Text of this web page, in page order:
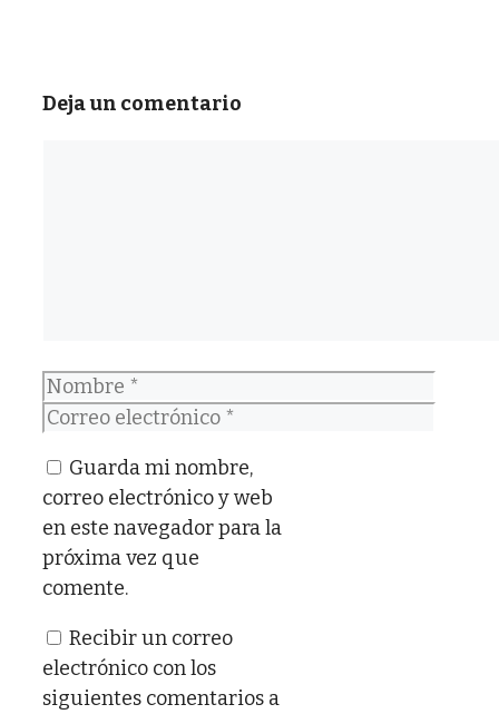
Deja un comentario
Nombre
Correo
Guarda mi nombre,
correo electrónico y web
en este navegador para la
próxima vez que
comente.
Recibir un correo
electrónico con los
siguientes comentarios a